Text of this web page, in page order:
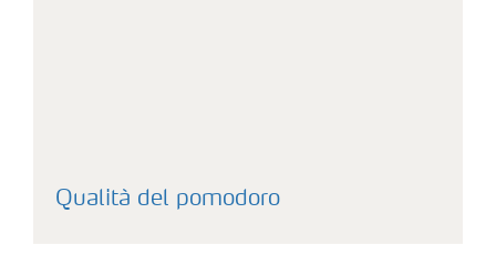
Qualità del pomodoro